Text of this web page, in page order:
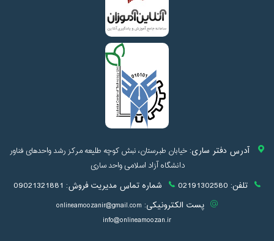
آدرس دفتر ساری:خیابان طبرستان، نبش کوچه طلیعه مرکز رشد واحدهای فناور
دانشگاه آزاد اسلامی واحد ساری
تلفن: 02191302580 شماره تماس مدیریت فروش: 09021321881
پست الکترونیکی: onlineamoozanir@gmail.com
info@onlineamoozan.ir